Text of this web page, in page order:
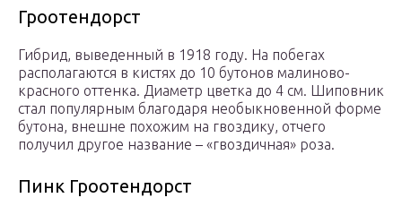
Гроотендорст
Гибрид, выведенный в 1918 году. На побегах
располагаются в кистях до 10 бутонов малиново-
красного оттенка. Диаметр цветка до 4 см. Шиповник
стал популярным благодаря необыкновенной форме
бутона, внешне похожим на гвоздику, отчего
получил другое название – «гвоздичная» роза.
Пинк Гроотендорст